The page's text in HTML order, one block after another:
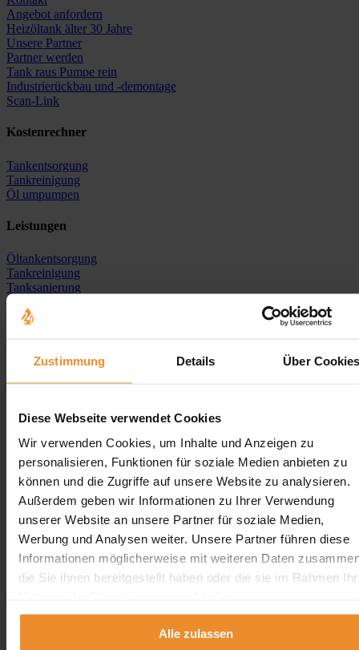
Zustimmung Details Über
Diese Webseite verwendet Cookies
Wir verwenden Cookies, um Inhalte und Anzeigen zu
personalisieren, Funktionen für soziale Medien anbieten zu
können und die Zugriffe auf unsere Website zu analysieren.
Außerdem geben wir Informationen zu Ihrer Verwendung
unserer Website an unsere Partner für soziale Medien,
Werbung und Analysen weiter. Unsere Partner führen diese
Informationen möglicherweise mit weiteren Daten
die Sie ihnen bereitgestellt haben oder die sie im Rahmen
Alle zulassen
Angebot anfordern
Heizöltank älter 30 Jahre
Unsere Partner
Partner werden
Tank raus Pumpe rein
Industrierückbau und -demontage
Scan-Link
Kostenrechner
Tankentsorgung
Tankreinigung
Öl umpumpen
Leistungen
Öltankentsorgung
Tankreinigung
Tanksanierung
Neutankanlage
Heizöl-Ankauf
Erdtank stilllegen vor Ort
Erdtank stilllegen Berlin
Erdtank stilllegen Bremen
Erdtank stilllegen Niedersachsen
Erdtank stilllegen Rheinland-Pfalz
Tankreinigung vor Ort
Tankreinigung Deutschland
Tankreinigung Deutschland
Tankreinigung in der Nähe